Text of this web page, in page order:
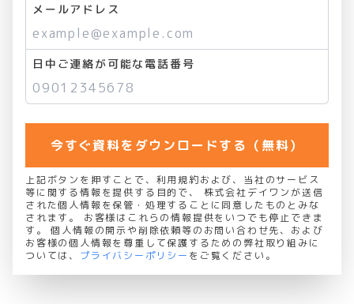
メールアドレス
日中ご連絡が可能な電話番号
今すぐ資料をダウンロードする（無料）
上記ボタンを押すことで、利用規約および、当社のサービス
等に関する情報を提供する目的で、 株式会社デイワンが送信
された個人情報を保管・処理することに同意したものとみな
されます。 お客様はこれらの情報提供をいつでも停止できま
す。 個人情報の開示や削除依頼等のお問い合わせ先、および
お客様の個人情報を尊重して保護するための弊社取り組みに
ついては、 プライバシーポリシー をご覧ください。